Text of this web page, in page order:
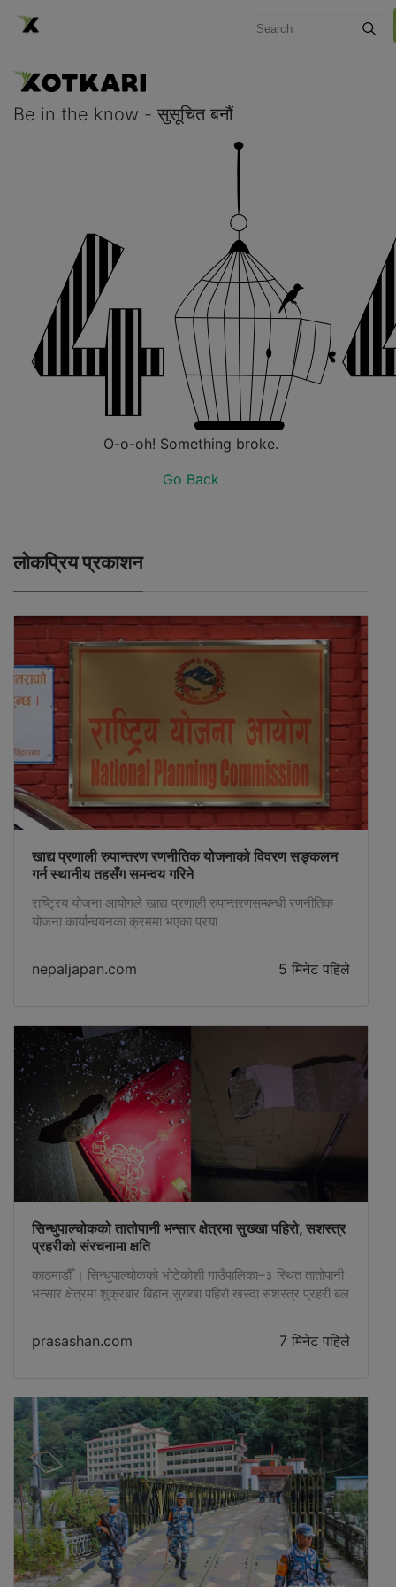
Be in the know - सुसूचित बनौं
O-o-oh! Something broke.
Go Back
लोकप्रिय प्रकाशन
खाद्य प्रणाली रुपान्तरण रणनीतिक योजनाको विवरण सङ्कलन
गर्न स्थानीय तहसँग समन्वय गरिने
राष्ट्रिय योजना आयोगले खाद्य प्रणाली रुपान्तरणसम्बन्धी रणनीतिक
योजना कार्यान्वयनका क्रममा भएका प्रया
nepaljapan.com 5 मिनेट पहिले
सिन्धुपाल्चोकको तातोपानी भन्सार क्षेत्रमा सुख्खा पहिरो, सशस्त्र
प्रहरीको संरचनामा क्षति
काठमाडौँ । सिन्धुपाल्चोकको भोटेकोशी गाउँपालिका–३ स्थित तातोपानी
भन्सार क्षेत्रमा शुक्रबार बिहान सुख्खा पहिरो खस्दा सशस्त्र प्रहरी बल
पुगेको छ। सशस्त्र प्रहरी बलका अनुसार शुक्रबार बिहान १:१५ बजे
बीओपी तातोपानीको उत्तर–पश्चिमतर्फ रहेको करिब २०० देखि ३००
prasashan.com 7 मिनेट पहिले